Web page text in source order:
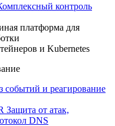
контроль
платформа для
и Kubernetes
событий и реагирование
Защита от атак,
DNS